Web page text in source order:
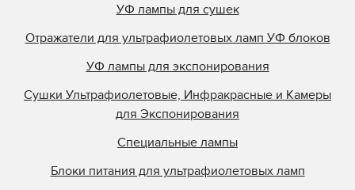
УФ лампы для сушек
Отражатели для ультрафиолетовых ламп УФ блоков
УФ лампы для экспонирования
Сушки Ультрафиолетовые, Инфракрасные и Камеры
для Экспонирования
Специальные лампы
Блоки питания для ультрафиолетовых ламп